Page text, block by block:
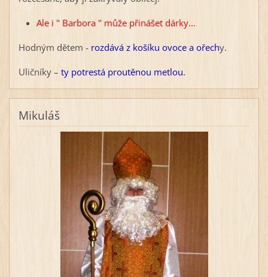
Ale i " Barbora " může přinášet dárky...
Hodným dětem - rozdává z košíku ovoce a ořechy.
Uličníky – ty potrestá proutěnou metlou.
Mikuláš